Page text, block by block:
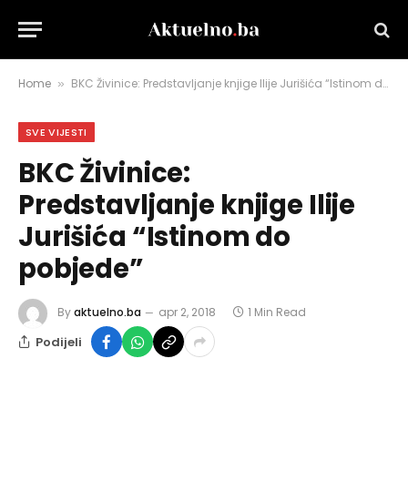
Home » BKC Živinice: Predstavljanje knjige Ilije Jurišića “Istinom do pobjede”
SVE VIJESTI
BKC Živinice:
Predstavljanje knjige Ilije
Jurišića “Istinom do
pobjede”
Byaktuelno.ba apr 2, 2018 1 Min Read
Podijeli